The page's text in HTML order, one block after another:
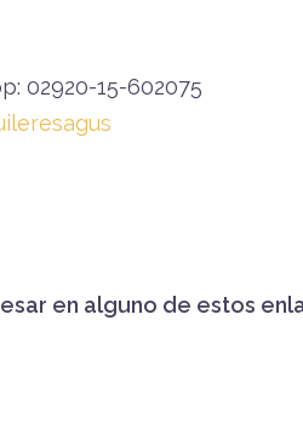
02920-15-602075
en alguno de estos